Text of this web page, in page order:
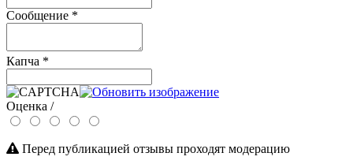
Сообщение *
Капча *
Оценка /
Перед публикацией отзывы проходят модерацию